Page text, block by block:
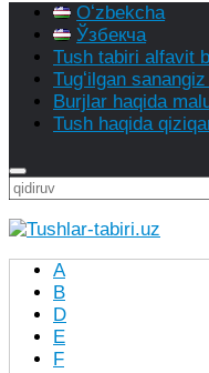
Oʻzbekcha
Ўзбекча
Tush tabiri alfavit
Tugʻilgan
Burjlar haqida
Tush haqida
Qidirshish:
A
B
D
E
F